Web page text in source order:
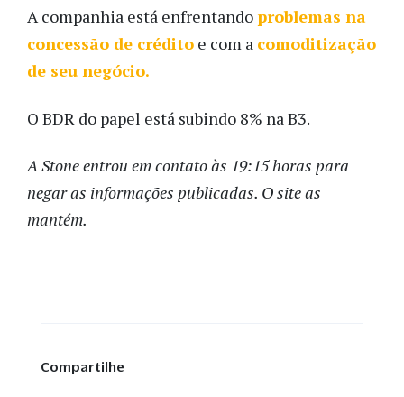
A companhia está enfrentandoproblemas na
concessão de crédito e com a comoditização
de seu negócio.
O BDR do papel está subindo 8% na B3.
A Stone entrou em contato às 19:15 horas para
negar as informações publicadas. O site as
mantém.
Compartilhe